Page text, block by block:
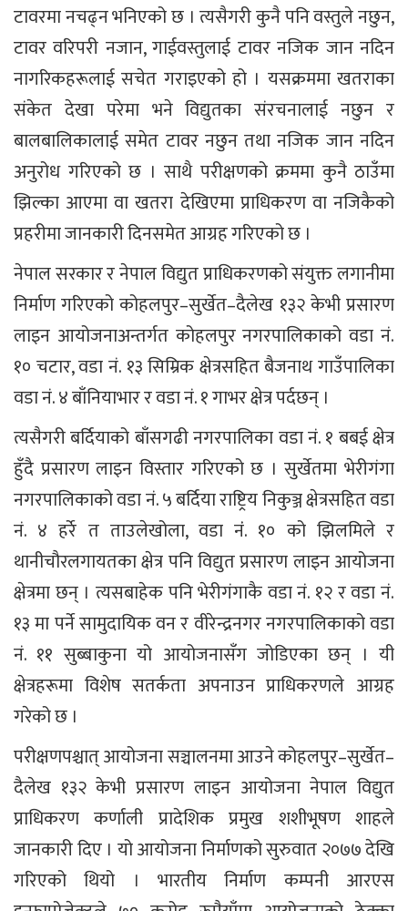
टावरमा नचढ्न भनिएको छ । त्यसैगरी कुनै पनि वस्तुले नछुन,
टावर वरिपरी नजान, गाईवस्तुलाई टावर नजिक जान नदिन
नागरिकहरूलाई सचेत गराइएको हो । यसक्रममा खतराका
संकेत देखा परेमा भने विद्युतका संरचनालाई नछुन र
बालबालिकालाई समेत टावर नछुन तथा नजिक जान नदिन
अनुरोध गरिएको छ । साथै परीक्षणको क्रममा कुनै ठाउँमा
झिल्का आएमा वा खतरा देखिएमा प्राधिकरण वा नजिकैको
प्रहरीमा जानकारी दिनसमेत आग्रह गरिएको छ ।
नेपाल सरकार र नेपाल विद्युत प्राधिकरणको संयुक्त लगानीमा
निर्माण गरिएको कोहलपुर–सुर्खेत–दैलेख १३२ केभी प्रसारण
लाइन आयोजनाअन्तर्गत कोहलपुर नगरपालिकाको वडा नं.
१० चटार, वडा नं. १३ सिम्रिक क्षेत्रसहित बैजनाथ गाउँपालिका
वडा नं. ४ बाँनियाभार र वडा नं. १ गाभर क्षेत्र पर्दछन् ।
त्यसैगरी बर्दियाको बाँसगढी नगरपालिका वडा नं. १ बबई क्षेत्र
हुँदै प्रसारण लाइन विस्तार गरिएको छ । सुर्खेतमा भेरीगंगा
नगरपालिकाको वडा नं. ५ बर्दिया राष्ट्रिय निकुञ्ज क्षेत्रसहित वडा
नं. ४ हर्रे त ताउलेखोला, वडा नंं. १० को झिलमिले र
थानीचौरलगायतका क्षेत्र पनि विद्युत प्रसारण लाइन आयोजना
क्षेत्रमा छन् । त्यसबाहेक पनि भेरीगंगाकै वडा नं. १२ र वडा नं.
१३ मा पर्ने सामुदायिक वन र वीरेन्द्रनगर नगरपालिकाको वडा
नं. ११ सुब्बाकुना यो आयोजनासँग जोडिएका छन् । यी
क्षेत्रहरूमा विशेष सतर्कता अपनाउन प्राधिकरणले आग्रह
गरेको छ ।
परीक्षणपश्चात् आयोजना सञ्चालनमा आउने कोहलपुर–सुर्खेत–
दैलेख १३२ केभी प्रसारण लाइन आयोजना नेपाल विद्युत
प्राधिकरण कर्णाली प्रादेशिक प्रमुख शशीभूषण शाहले
जानकारी दिए । यो आयोजना निर्माणको सुरुवात २०७७ देखि
गरिएको थियो । भारतीय निर्माण कम्पनी आरएस